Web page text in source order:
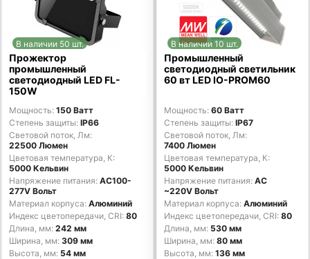
В наличии 50 шт.
Прожектор
промышленный
светодиодный LED FL-
150W
Мощность 150 Ватт
Степень защиты IP66
Световой поток, Лм
22500 Люмен
Цветовая температура, К
5000 Кельвин
Напряжение питания AC100-
277V Вольт
Материал корпуса Алюминий
Индекс цветопередачи, CRI 80
Длина, мм 242 мм
Ширина, мм 309 мм
Высота, мм 54 мм
В наличии 10 шт.
Промышленный
светодиодный светильник
60 вт LED IO-PROM60
Мощность 60 Ватт
Степень защиты IP67
Световой поток, Лм
7400 Люмен
Цветовая температура, К
5000 Кельвин
Напряжение питания AC
~220V Вольт
Материал корпуса Алюминий
Индекс цветопередачи, CRI 80
Длина, мм 530 мм
Ширина, мм 80 мм
Высота, мм 136 мм